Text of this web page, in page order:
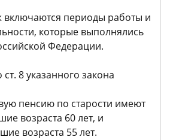
включаются периоды работы и
которые выполнялись
Федерации.
ст. 8 указанного закона
пенсию по старости имеют
возраста 60 лет, и
возраста 55 лет.